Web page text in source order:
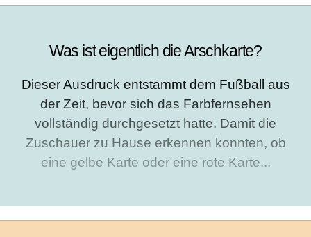
Was ist eigentlich die Arschkarte?
Dieser Ausdruck entstammt dem Fußball aus
der Zeit, bevor sich das Farbfernsehen
vollständig durchgesetzt hatte. Damit die
Zuschauer zu Hause erkennen konnten, ob
eine gelbe Karte oder eine rote Karte...